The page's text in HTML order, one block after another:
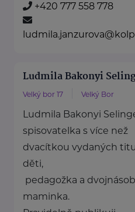
+420 777 558 778
Ludmila Bakonyi
Velký bor 17 Velký Bor
Ludmila Bakonyi
spisovatelka s více než
dvacítkou vydaných
děti,
pedagožka a
maminka.